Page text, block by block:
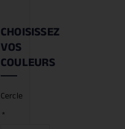
CHOISISSEZ
VOS
COULEURS
Cercle
*